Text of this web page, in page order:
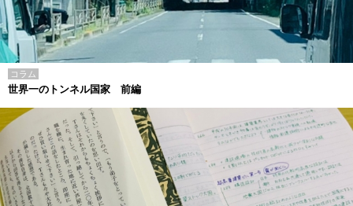
コラム
世界一のトンネル国家 前編